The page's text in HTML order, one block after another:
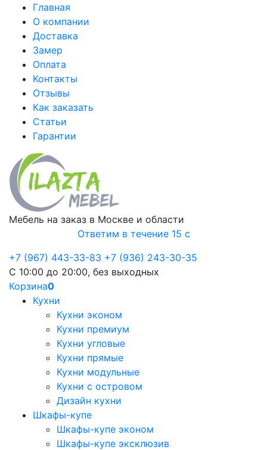
Главная
О компании
Доставка
Замер
Оплата
Контакты
Отзывы
Как заказать
Статьи
Гарантии
Мебель на заказ в Москве и области
Ответим в течение 15 с
+7 (967) 443-33-83 +7 (936) 243-30-35
С 10:00 до 20:00, без выходных
Корзина0
Кухни
Кухни эконом
Кухни премиум
Кухни угловые
Кухни прямые
Кухни модульные
Кухни с островом
Дизайн кухни
Шкафы-купе
Шкафы-купе эконом
Шкафы-купе эксклюзив